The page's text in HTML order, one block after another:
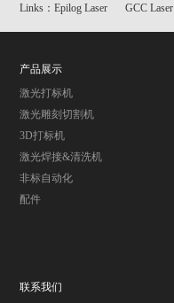
Links：Epilog Laser GCC Laser
产品展示
激光打标机
激光雕刻切割机
3D打标机
激光焊接&清洗机
非标自动化
配件
联系我们